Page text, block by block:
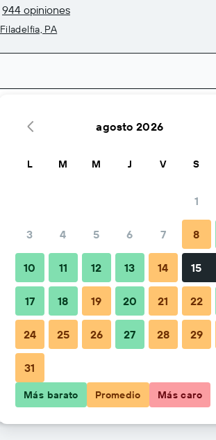
944 opiniones
PA
más barata de precio por noche
by Sheraton Philadelphia Northeast
agosto 2026
L M M J V S
1
3 4 5 6 7 8
10 11 12 13 14 15
17 18 19 20 21 22
24 25 26 27 28 29
31
Más barato Promedio Más caro